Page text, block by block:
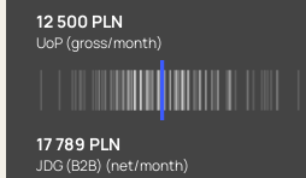
12 500 PLN
UoP(gross/month)
17 789 PLN
JDG (B2B) (net/month)